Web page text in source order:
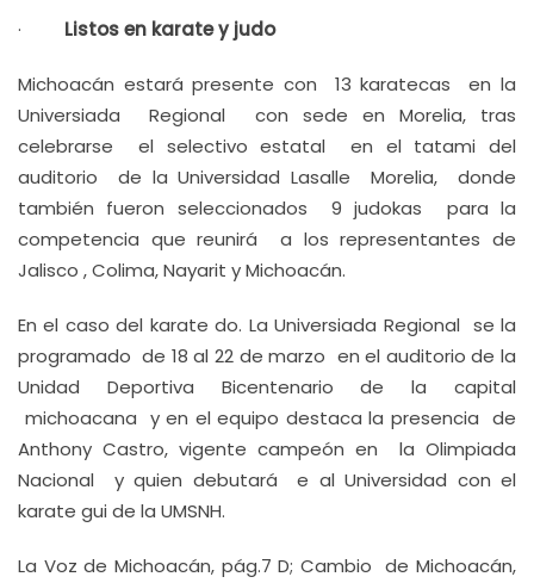
· Listos en karate y judo
Michoacán estará presente con 13 karatecas en la
Universiada Regional con sede en Morelia, tras
celebrarse el selectivo estatal en el tatami del
auditorio de la Universidad Lasalle Morelia, donde
también fueron seleccionados 9 judokas para la
competencia que reunirá a los representantes de
Jalisco , Colima, Nayarit y Michoacán.
En el caso del karate do. La Universiada Regional se la
programado de 18 al 22 de marzo en el auditorio de la
Unidad Deportiva Bicentenario de la capital
michoacana y en el equipo destaca la presencia de
Anthony Castro, vigente campeón en la Olimpiada
Nacional y quien debutará e al Universidad con el
karate gui de la UMSNH.
La Voz de Michoacán, pág.7 D; Cambio de Michoacán,